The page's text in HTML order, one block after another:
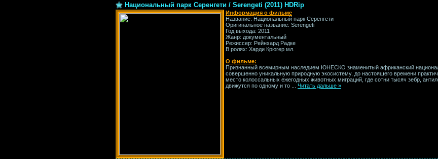
Национальный парк Серенгети / Serengeti (2011) HDRip
Информация о фильме
Название: Национальный парк Серенгети
Оригинальное название: Serengeti
Год выхода: 2011
Жанр: документальный
Режиссер: Рейнхард Радке
В ролях: Харди Крюгер мл.
О фильме:
Признанный всемирным наследием ЮНЕСКО знаменитый африканский
совершенно уникальную природную экосистему, до настоящего времени
место колоссальных ежегодных животных миграций, где сотни тысяч зебр,
движутся по одному и то
Читать дальше »